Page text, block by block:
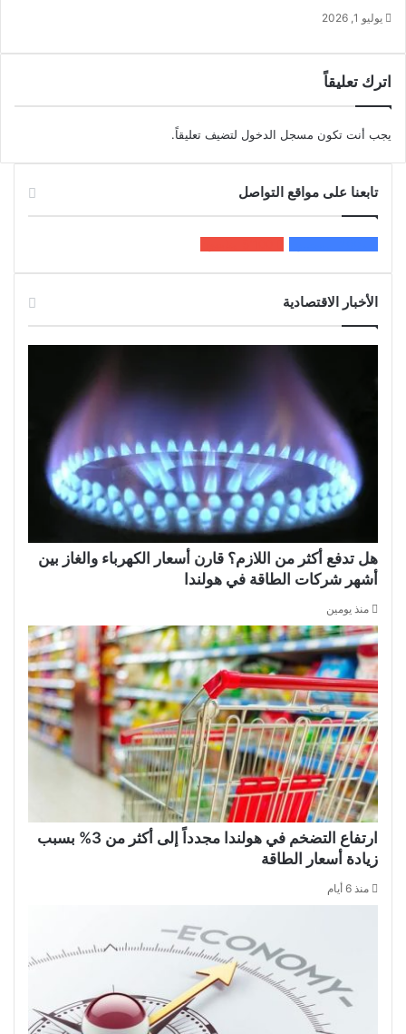
يوليو 1, 2026
اترك تعليقاً
يجب أنت تكون مسجل الدخول لتضيف تعليقاً.
تابعنا على مواقع التواصل
الأخبار الاقتصادية
هل تدفع أكثر من اللازم؟ قارن أسعار الكهرباء والغاز بين
أشهر شركات الطاقة في هولندا
منذ يومين
ارتفاع التضخم في هولندا مجدداً إلى أكثر من 3% بسبب
زيادة أسعار الطاقة
منذ 6 أيام